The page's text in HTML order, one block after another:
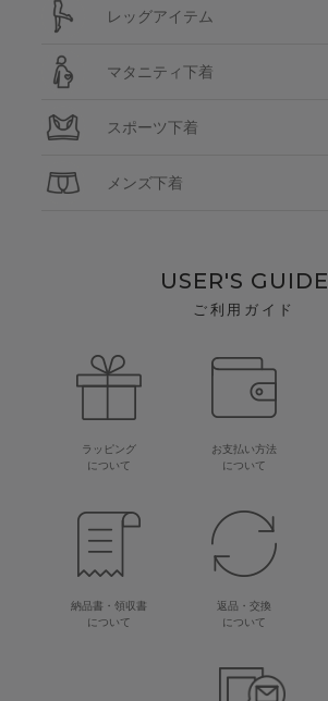
レッグアイテム
マタニティ下着
スポーツ下着
メンズ下着
USER'S GUIDE
ご利用ガイド
ラッピング
について
お支払い方法
について
納品書・領収書
について
返品・交換
について